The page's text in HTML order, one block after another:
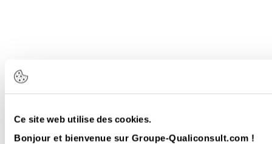
Ce site web utilise des cookies.
Bonjour et bienvenue sur Groupe-Qualiconsult.com !